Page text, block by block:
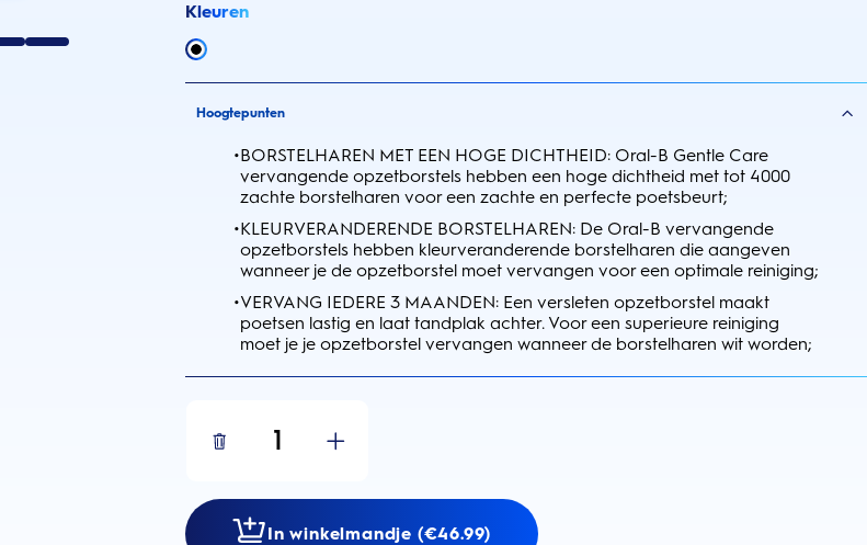
Kleuren
Hoogtepunten
•BORSTELHAREN MET EEN HOGE DICHTHEID: Oral-B Gentle Care
vervangende opzetborstels hebben een hoge dichtheid met tot 4000
zachte borstelharen voor een zachte en perfecte poetsbeurt;
•KLEURVERANDERENDE BORSTELHAREN: De Oral-B vervangende
opzetborstels hebben kleurveranderende borstelharen die aangeven
wanneer je de opzetborstel moet vervangen voor een optimale reiniging;
•VERVANG IEDERE 3 MAANDEN: Een versleten opzetborstel maakt
poetsen lastig en laat tandplak achter. Voor een superieure reiniging
moet je je opzetborstel vervangen wanneer de borstelharen wit worden;
1
In winkelmandje (€46.99)